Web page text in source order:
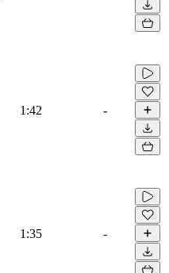
1:42 -
1:35 -